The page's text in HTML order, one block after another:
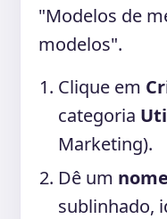
"Modelos de
modelos".
Clique em
categoria
Marketing).
Dê um nome
sublinhado,